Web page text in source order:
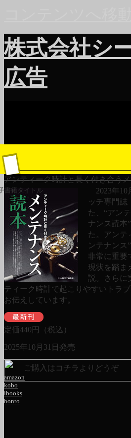
株式会社シ
広告
書籍タイトル
アンティーク時計と長く付き合う
2023年10
ッチ専門誌
た、“アン
ナンス読本
た。アンテ
ンテナンス
非常に重要
現状を踏ま
説。さらに
ティーク時計で起こりやすいトラ
お伝えしています。
定価440円（税込）
2025年10月31日発売
ご購入はコチラよりどうぞ
amazon
kobo
ibooks
honto